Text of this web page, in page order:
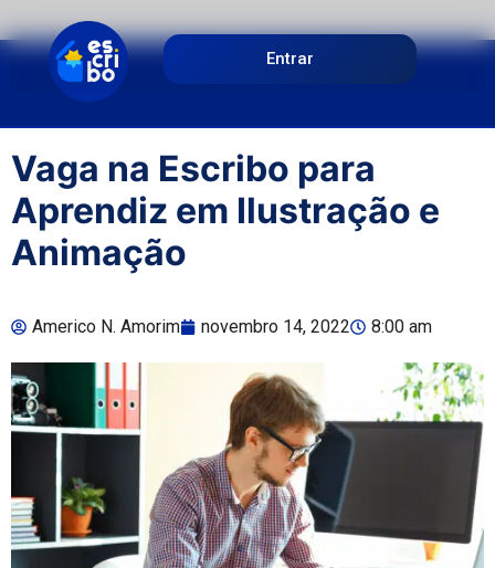
Entrar
Vaga na Escribo para
Aprendiz em Ilustração e
Animação
Americo N. Amorim novembro 14, 2022 8:00 am